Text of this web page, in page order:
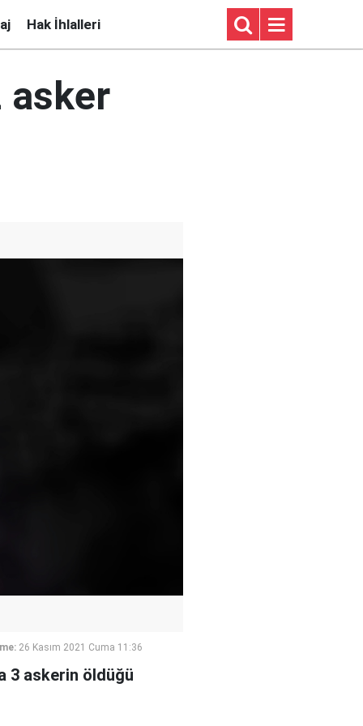
Hak İhlalleri
asker
26 Kasım 2021 Cuma 11:36
3 askerin öldüğü